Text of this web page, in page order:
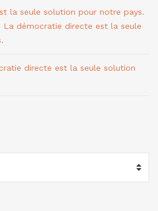
la seule solution pour notre pays.
La démocratie directe est la seule
directe est la seule solution